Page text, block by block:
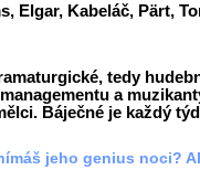
Elgar, Kabeláč, Pärt,
tedy
a
Báječné je každý
jeho genius noci?